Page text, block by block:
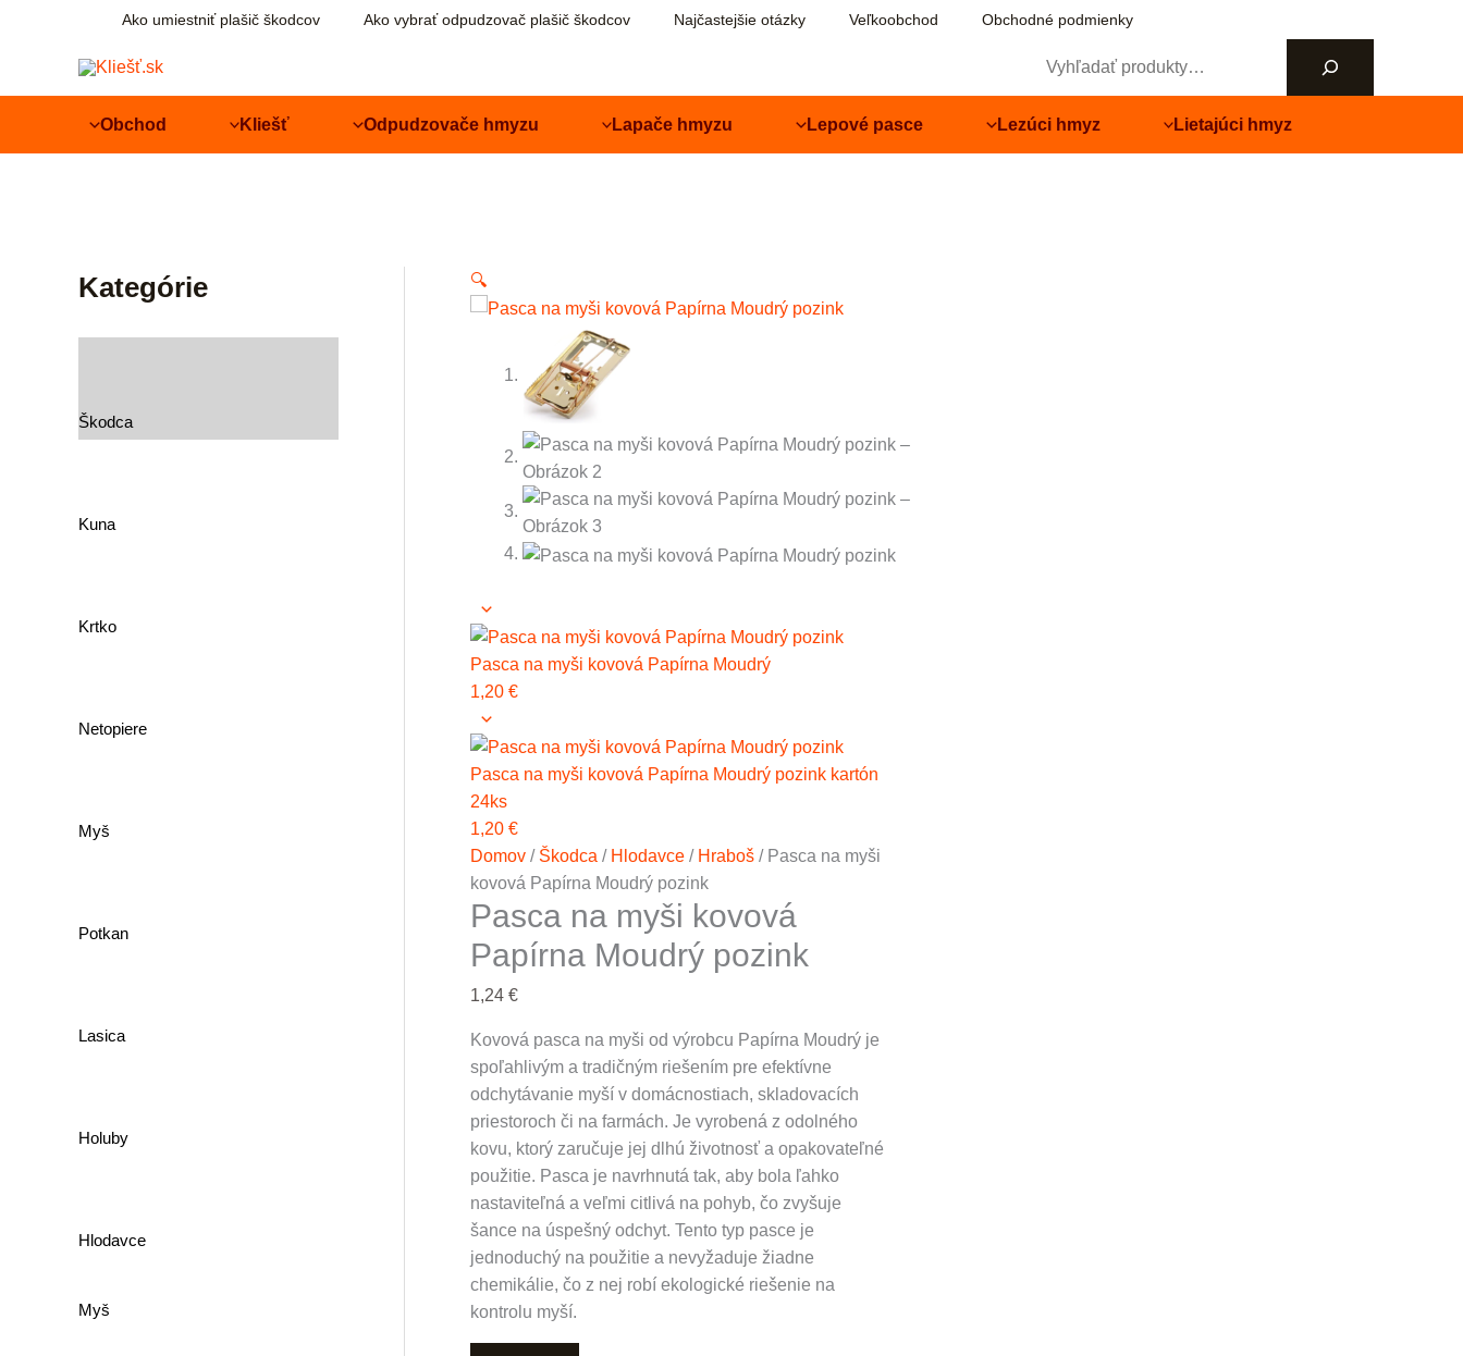
Ako umiestniť plašič škodcov Ako vybrať odpudzovač plašič škodcov Najčastejšie otázky Veľkoobchod Obchodné podmienky
Obchod Kliešť Odpudzovače hmyzu Lapače hmyzu Lepové pasce Lezúci hmyz Lietajúci hmyz
Kategórie
Škodca
Kuna
Krtko
Netopiere
Myš
Potkan
Lasica
Holuby
Hlodavce
Myš
🔍
Pasca na myši kovová Papírna Moudrý
1,20 €
Pasca na myši kovová Papírna Moudrý pozink kartón
24ks
1,20 €
Domov / Škodca / Hlodavce / Hraboš / Pasca na myši
kovová Papírna Moudrý pozink
Pasca na myši kovová
Papírna Moudrý pozink
1,24 €
Kovová pasca na myši od výrobcu Papírna Moudrý je
spoľahlivým a tradičným riešením pre efektívne
odchytávanie myší v domácnostiach, skladovacích
priestoroch či na farmách. Je vyrobená z odolného
kovu, ktorý zaručuje jej dlhú životnosť a opakovateľné
použitie. Pasca je navrhnutá tak, aby bola ľahko
nastaviteľná a veľmi citlivá na pohyb, čo zvyšuje
šance na úspešný odchyt. Tento typ pasce je
jednoduchý na použitie a nevyžaduje žiadne
chemikálie, čo z nej robí ekologické riešenie na
kontrolu myší.